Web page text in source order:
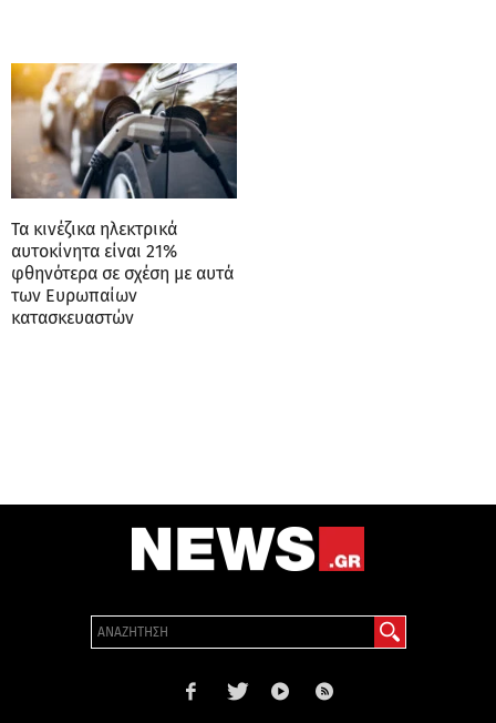
Τα κινέζικα ηλεκτρικά
αυτοκίνητα είναι 21%
φθηνότερα σε σχέση με αυτά
των Ευρωπαίων
κατασκευαστών